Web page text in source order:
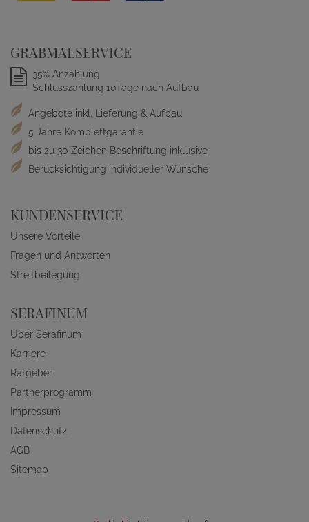
GRABMALSERVICE
35% Anzahlung
Schlusszahlung 10Tage nach Aufbau
Angebote inkl. Lieferung & Aufbau
5 Jahre Komplettgarantie
bis zu 30 Zeichen Beschriftung inklusive
Berücksichtigung individueller Wünsche
KUNDENSERVICE
Unsere Vorteile
Fragen und Antworten
Streitbeilegung
SERAFINUM
Über Serafinum
Karriere
Ratgeber
Partnerprogramm
Impressum
Datenschutz
AGB
Sitemap